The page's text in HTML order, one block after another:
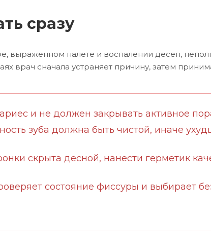
сразу
выраженном налете и воспалении десен,
врач сначала устраняет причину, затем
и не должен закрывать активное
зуба должна быть чистой, иначе
скрыта десной, нанести герметик
состояние фиссуры и выбирает